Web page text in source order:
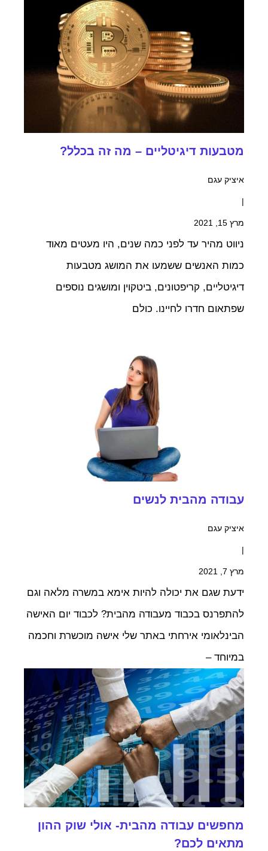
מטבעות דיגיטליים – מה זה בכלל?
איציק עגם
|
מרץ 15, 2021
ניווט מהיר עד לפני כמה שנים, היו מעטים מאוד
כמות האנשים ששמעו את המושג מטבעות
דיגיטליים, קריפטונים, ביטקוין ומושגים נוספים
שפתאום חדרו לחיינו. כולם
עבודה מהבית לנשים
איציק עגם
|
מרץ 7, 2021
ידעת שגם את יכולה להיות אימא במשרה מלאה וגם
להתפרנס בכבוד מעבודה מהבית? לכבוד יום האישה
הבינלאומי אירחתי באתר שלי אישה מוכשרת וחכמה
במיוחד –
מחפשים עבודה מהבית- אולי שוק ההון
מתאים לכם?